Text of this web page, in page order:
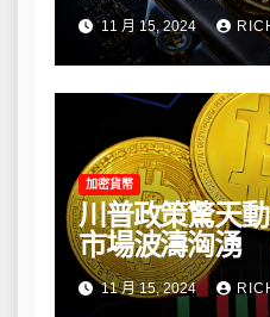
11 月 15, 2024
加密貨幣
川普政策驚天
市場波濤洶湧
11 月 15, 2024